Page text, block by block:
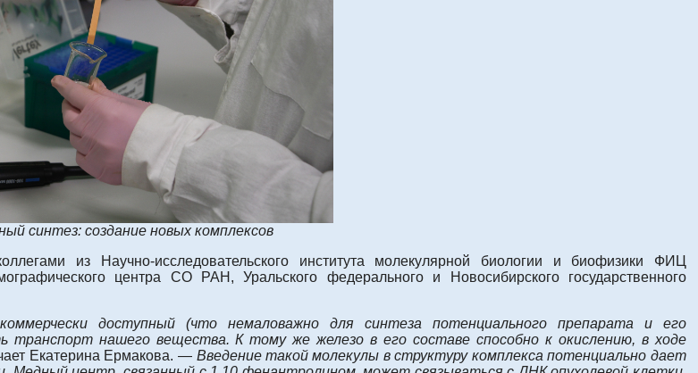
синтез: создание новых комплексов
из Научно-исследовательского института молекулярной биологии и биофизики ФИЦ
центра СО РАН, Уральского федерального и Новосибирского государственного
доступный (что немаловажно для синтеза потенциального препарата и его
транспорт нашего вещества. К тому же железо в его составе способно к окислению, в ходе
Екатерина Ермакова. — Введение такой молекулы в структуру комплекса потенциально дает